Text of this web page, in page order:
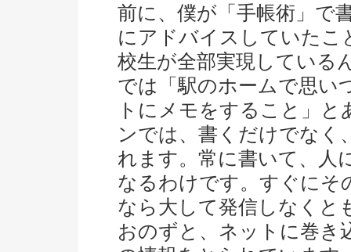
前に、僕が「手帳術」で
にアドバイスしていたこ
校生が全部実現している
では「駅のホームで思い
トにメモをすること」
ンでは、書くだけでなく
れます。常に書いて、人
なるわけです。すぐにそ
なら大して発信しなくと
おのずと、ネットに巻き